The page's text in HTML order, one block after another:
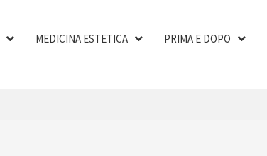
MEDICINA ESTETICA PRIMA E DOPO